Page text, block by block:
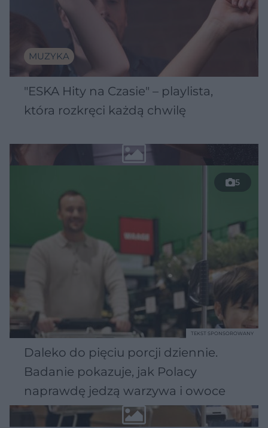
MUZYKA
"ESKA Hity na Czasie" – playlista,
która rozkręci każdą chwilę
5
Daleko do pięciu porcji dziennie.
Badanie pokazuje, jak Polacy
naprawdę jedzą warzywa i owoce
TEKST SPONSOROWANY